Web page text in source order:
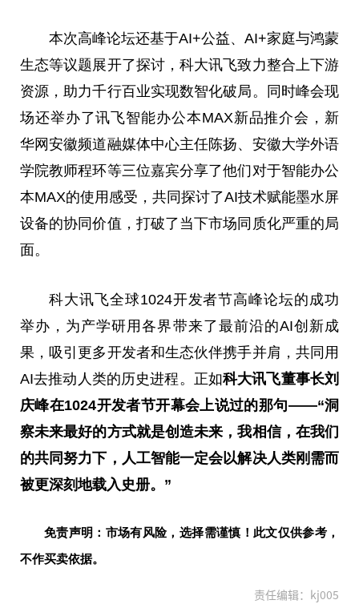
本次高峰论坛还基于AI+公益、AI+家庭与鸿蒙
生态等议题展开了探讨，科大讯飞致力整合上下游
资源，助力千行百业实现数智化破局。同时峰会现
场还举办了讯飞智能办公本MAX新品推介会，新
华网安徽频道融媒体中心主任陈扬、安徽大学外语
学院教师程环等三位嘉宾分享了他们对于智能办公
本MAX的使用感受，共同探讨了AI技术赋能墨水屏
设备的协同价值，打破了当下市场同质化严重的局
面。
科大讯飞全球1024开发者节高峰论坛的成功
举办，为产学研用各界带来了最前沿的AI创新成
果，吸引更多开发者和生态伙伴携手并肩，共同用
AI去推动人类的历史进程。正如科大讯飞董事长刘
庆峰在1024开发者节开幕会上说过的那句——“洞
察未来最好的方式就是创造未来，我相信，在我们
的共同努力下，人工智能一定会以解决人类刚需而
被更深刻地载入史册。”
免责声明：市场有风险，选择需谨慎！此文仅供参考，
不作买卖依据。
责任编辑：kj005